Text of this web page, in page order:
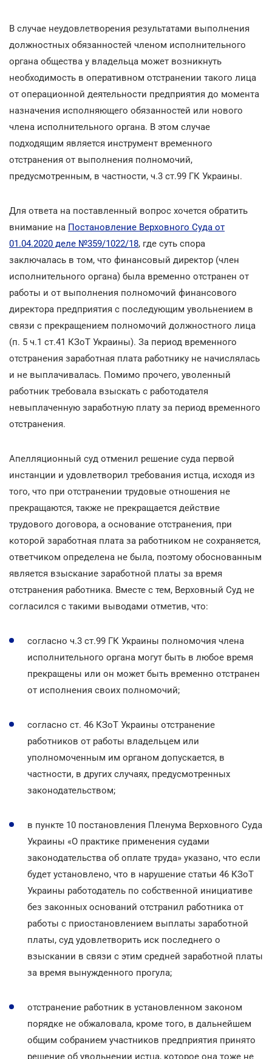
В случае неудовлетворения результатами выполнения
должностных обязанностей членом исполнительного
органа общества у владельца может возникнуть
необходимость в оперативном отстранении такого лица
от операционной деятельности предприятия до момента
назначения исполняющего обязанностей или нового
члена исполнительного органа. В этом случае
подходящим является инструмент временного
отстранения от выполнения полномочий,
предусмотренным, в частности, ч.3 ст.99 ГК Украины.
Для ответа на поставленный вопрос хочется обратить
внимание на Постановление Верховного Суда от
01.04.2020 деле №359/1022/18, где суть спора
заключалась в том, что финансовый директор (член
исполнительного органа) была временно отстранен от
работы и от выполнения полномочий финансового
директора предприятия с последующим увольнением в
связи с прекращением полномочий должностного лица
(п. 5 ч.1 ст.41 КЗоТ Украины). За период временного
отстранения заработная плата работнику не начислялась
и не выплачивалась. Помимо прочего, уволенный
работник требовала взыскать с работодателя
невыплаченную заработную плату за период временного
отстранения.
Апелляционный суд отменил решение суда первой
инстанции и удовлетворил требования истца, исходя из
того, что при отстранении трудовые отношения не
прекращаются, также не прекращается действие
трудового договора, а основание отстранения, при
которой заработная плата за работником не сохраняется,
ответчиком определена не была, поэтому обоснованным
является взыскание заработной платы за время
отстранения работника. Вместе с тем, Верховный Суд не
согласился с такими выводами отметив, что:
согласно ч.3 ст.99 ГК Украины полномочия члена
исполнительного органа могут быть в любое время
прекращены или он может быть временно отстранен
от исполнения своих полномочий;
согласно ст. 46 КЗоТ Украины отстранение
работников от работы владельцем или
уполномоченным им органом допускается, в
частности, в других случаях, предусмотренных
законодательством;
в пункте 10 постановления Пленума Верховного Суда
Украины «О практике применения судами
законодательства об оплате труда» указано, что если
будет установлено, что в нарушение статьи 46 КЗоТ
Украины работодатель по собственной инициативе
без законных оснований отстранил работника от
работы с приостановлением выплаты заработной
платы, суд удовлетворить иск последнего о
взыскании в связи с этим средней заработной платы
за время вынужденного прогула;
отстранение работник в установленном законом
порядке не обжаловала, кроме того, в дальнейшем
общим собранием участников предприятия принято
решение об увольнении истца, которое она тоже не